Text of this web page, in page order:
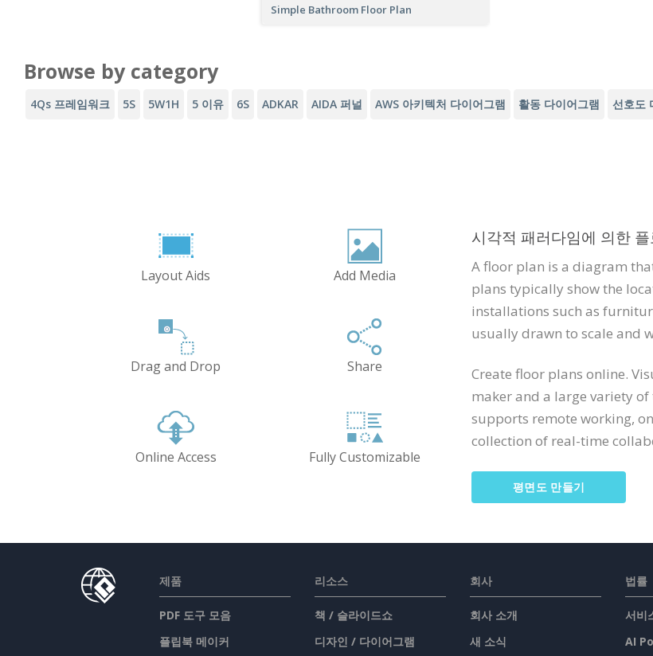
Simple Bathroom Floor Plan
Browse by category
4Qs 프레임워크 5S 5W1H 5 이유 6S ADKAR AIDA 퍼널 AWS 아키텍처 다이어그램 활동 다이어그램 선호도
Layout Aids Add Media
Drag and Drop Share
Online Access Fully Customizable
시각적 패러다임에 의한
A floor plan is a diagram
plans typically show the
installations such as
usually drawn to scale and
Create floor plans online.
maker and a large variety
supports remote working,
collection of real-time
평면도 만들기
제품
PDF 도구 모음
플립북 메이커
리소스
책 / 슬라이드쇼
디자인 / 다이어그램
회사
회사 소개
새 소식
법률
서비
AI